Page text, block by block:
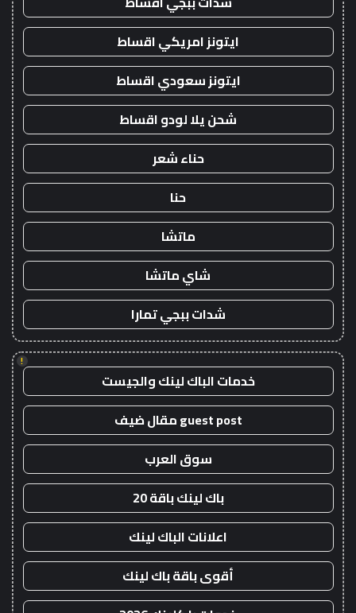
ايتونز امريكي اقساط
ايتونز سعودي اقساط
شحن يلا لودو اقساط
حناء شعر
حنا
ماتشا
شاي ماتشا
شدات ببجي تمارا
!
خدمات الباك لينك والجيست
guest post مقال ضيف
سوق العرب
باك لينك باقة 20
اعلانات الباك لينك
أقوى باقة باك لينك